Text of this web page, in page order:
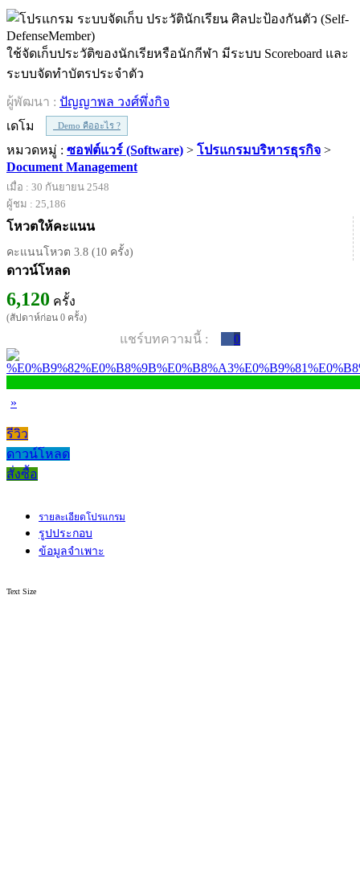
ใช้จัดเก็บประวัติของนักเรียหรือนักกีฬา มีระบบ Scoreboard และ
ระบบจัดทำบัตรประจำตัว
ผู้พัฒนา : ปัญญาพล วงศ์พึ่งกิจ
เดโม
Demo คืออะไร ?
หมวดหมู่ : ซอฟต์แวร์ (Software) > โปรแกรมบริหารธุรกิจ >
Document Management
เมื่อ : 30 กันยายน 2548
ผู้ชม : 25,186
โหวตให้คะแนน
คะแนนโหวต 3.8 (10 ครั้ง)
ดาวน์โหลด
6,120 ครั้ง
(สัปดาห์ก่อน 0 ครั้ง)
แชร์บทความนี้ : 0
»
รีวิว
ดาวน์โหลด
สั่งซื้อ
รายละเอียดโปรแกรม
รูปประกอบ
ข้อมูลจำเพาะ
Text Size